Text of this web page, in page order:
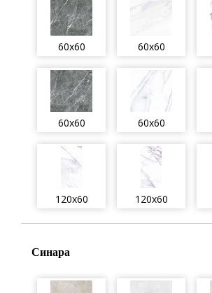
60x60 60x60
60x60 60x60
120x60 120x60
Синара